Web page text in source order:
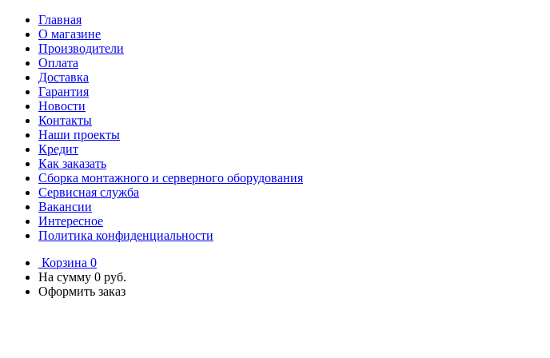
Главная
О магазине
Производители
Оплата
Доставка
Гарантия
Новости
Контакты
Наши проекты
Кредит
Как заказать
Сборка монтажного и серверного оборудования
Сервисная служба
Вакансии
Интересное
Политика конфиденциальности
Корзина 0
На сумму 0 руб.
Оформить заказ